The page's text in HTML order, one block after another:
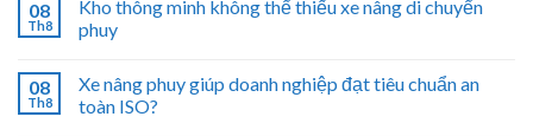
08
Th8
Kho thông minh không thể thiếu xe nâng di chuyển
phuy
08
Th8
Xe nâng phuy giúp doanh nghiệp đạt tiêu chuẩn an
toàn ISO?